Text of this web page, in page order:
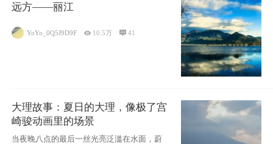
远方——丽江
YoYo_0Q5J9D9F  10.5万 41
大理故事：夏日的大理，像极了宫
崎骏动画里的场景
当夜晚八点的最后一丝光亮泛滥在水面，蔚